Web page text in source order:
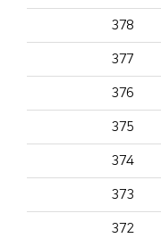
378
377
376
375
374
373
372